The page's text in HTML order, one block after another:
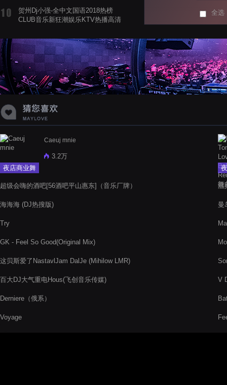
蝉爸爸妈妈爱存在夏天的风是想你的
声音啊
贺州Dj小强-全中文国语2018热榜
CLUB音乐新狂潮娱乐KTV热播高清
全选
夜店商业舞
Caeuj mnie
3.2万
超级会嗨的酒吧[56酒吧平山惠东]（音乐厂牌）
海海海 (DJ热搜版)
Try
GK - Feel So Good(Original Mix)
这贝斯爱了NastavlJam DalJe (Mihilow LMR)
百大DJ大气重电Hous(飞创音乐传媒)
Derniere（俄系）
Voyage
温
曼
V